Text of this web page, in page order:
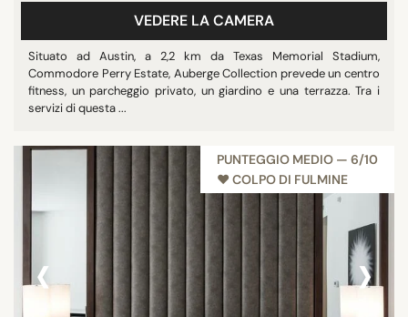
VEDERE LA CAMERA
Situato ad Austin, a 2,2 km da Texas Memorial Stadium,
Commodore Perry Estate, Auberge Collection prevede un centro
fitness, un parcheggio privato, un giardino e una terrazza. Tra i
servizi di questa ...
PUNTEGGIO MEDIO — 6/10
♥︎ COLPO DI FULMINE
‹ ›